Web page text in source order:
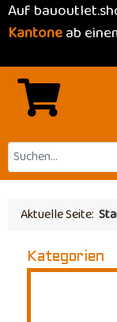
Auf
Kantoneab
Aktuelle Seite:
Kategorien